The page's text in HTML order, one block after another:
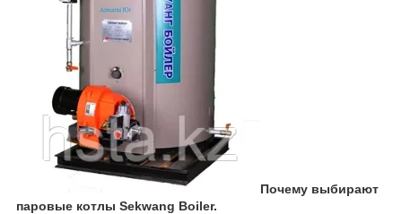
Почему выбирают
паровые котлы Sekwang Boiler.